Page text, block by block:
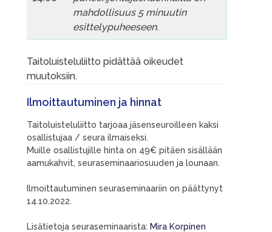
mahdollisuus 5 minuutin
esittelypuheeseen.
Taitoluisteluliitto pidättää oikeudet
muutoksiin.
Ilmoittautuminen ja hinnat
Taitoluisteluliitto tarjoaa jäsenseuroilleen kaksi
osallistujaa / seura ilmaiseksi.
Muille osallistujille hinta on 49€ pitäen sisällään
aamukahvit, seuraseminaariosuuden ja lounaan.
Ilmoittautuminen seuraseminaariin on päättynyt
14.10.2022.
Lisätietoja seuraseminaarista: Mira Korpinen